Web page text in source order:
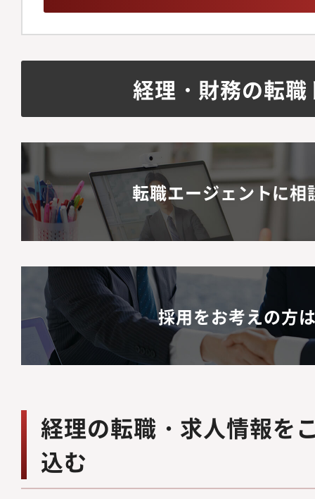
経理・財務の転
転職エージェントに相
採用をお考えの方
経理の転職・求人情報を
込む